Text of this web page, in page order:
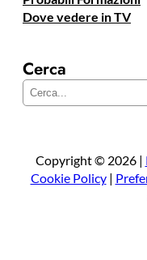
Dove vedere in TV
Cerca
Copyright © 2026 |
Cookie Policy|